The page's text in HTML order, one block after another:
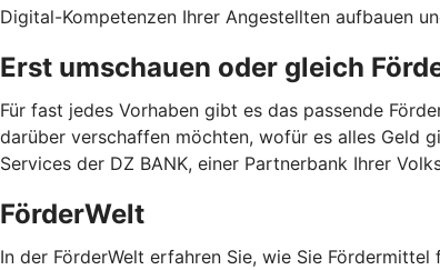
Digital-Kompetenzen Ihrer Angestellten aufbauen
Erst umschauen oder gleich
Für fast jedes Vorhaben gibt es das passende
darüber verschaffen möchten, wofür es alles Geld
Services der DZ BANK, einer Partnerbank Ihrer
FörderWelt
In der FörderWelt erfahren Sie, wie Sie